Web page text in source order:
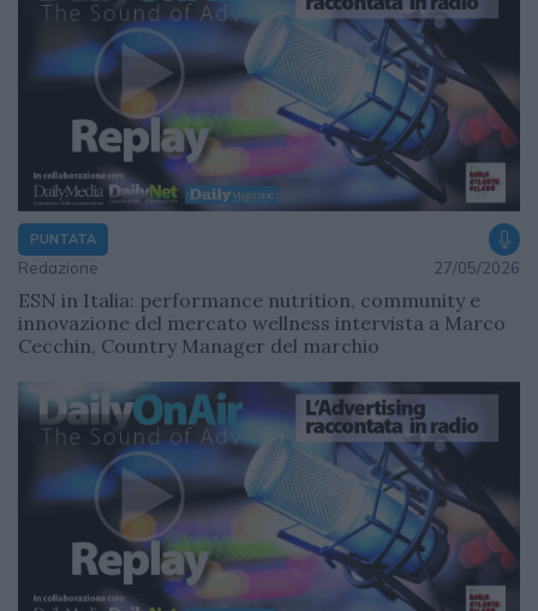
PUNTATA
Redazione 27/05/2026
ESN in Italia: performance nutrition, community e
innovazione del mercato wellness intervista a Marco
Cecchin, Country Manager del marchio